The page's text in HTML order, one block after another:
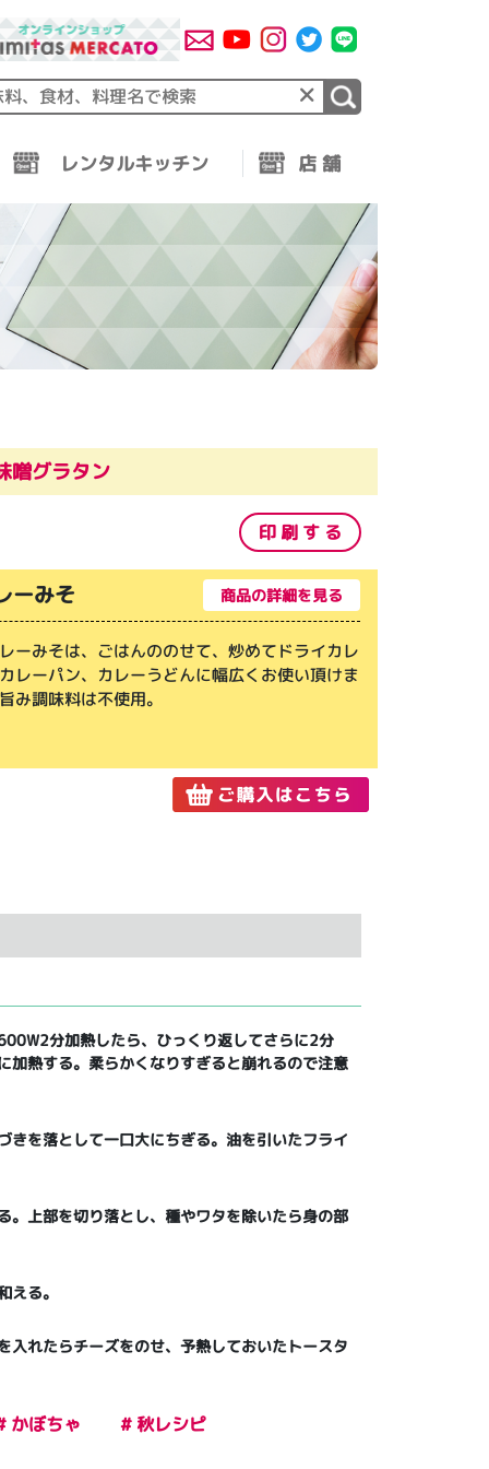
×
レンタルキッチン 店 舗
噌グラタン
印 刷 す る
ーみそ 商品の詳細を見る
ーみそは、ごはんののせて、炒めてドライカレ
レーパン、カレーうどんに幅広くお使い頂けま
み調味料は不使用。
分加熱したら、ひっくり返してさらに2分
加熱する。柔らかくなりすぎると崩れるので注意
きを落として一口大にちぎる。油を引いたフライ
。上部を切り落とし、種やワタを除いたら身の部
る。
れたらチーズをのせ、予熱しておいたトースタ
かぼちゃ # 秋レシピ